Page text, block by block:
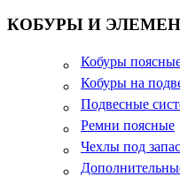
КОБУРЫ И
Кобуры
Кобуры на
Подвесные
Ремни поясные
Чехлы под